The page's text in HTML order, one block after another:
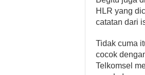
HLR yang
catatan dari
Tidak cuma
cocok
Telkomsel